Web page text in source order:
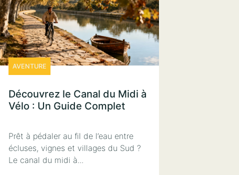
AVENTURE
Découvrez le Canal du Midi à
Vélo : Un Guide Complet
Prêt à pédaler au fil de l’eau entre
écluses, vignes et villages du Sud ?
Le canal du midi à...